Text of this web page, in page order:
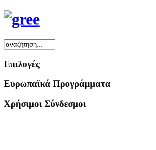
Επιλογές
Ευρωπαϊκά Προγράμματα
Χρήσιμοι Σύνδεσμοι